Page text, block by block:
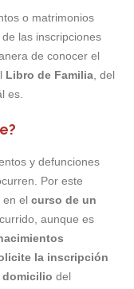
o matrimonios
las inscripciones
de conocer el
Libro de Familia , del
es.
y defunciones
Por este
en el curso de un
aunque es
la inscripción
domicilio del